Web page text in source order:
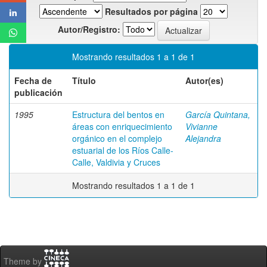
Resultados por página
Autor/Registro:
Mostrando resultados 1 a 1 de 1
Fecha de
publicación
Título Autor(es)
1995
Estructura del bentos en
áreas con enriquecimiento
orgánico en el complejo
estuarial de los Ríos Calle-
Calle, Valdivia y Cruces
García Quintana,
Vivianne
Alejandra
Mostrando resultados 1 a 1 de 1
Theme by